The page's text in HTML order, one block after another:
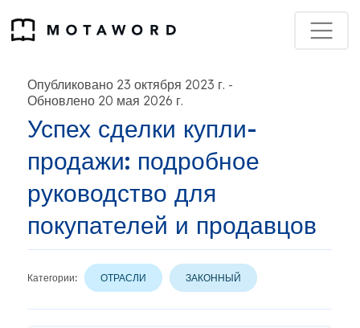
Опубликовано 23 октября 2023 г. -
Обновлено 20 мая 2026 г.
Успех сделки купли-
продажи: подробное
руководство для
покупателей и продавцов
Категории: ОТРАСЛИ ЗАКОННЫЙ